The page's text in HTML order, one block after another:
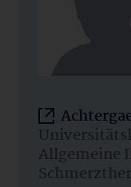
Allgemeine